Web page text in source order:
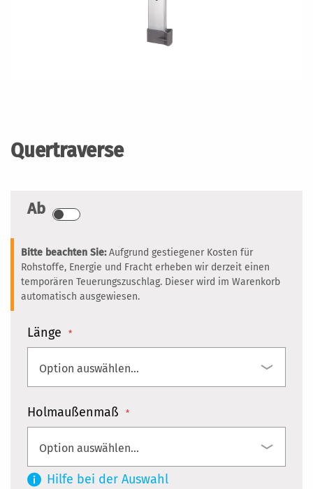
Quertraverse
Ab
Bitte beachten Sie:Aufgrund gestiegener Kosten für
Rohstoffe, Energie und Fracht erheben wir derzeit einen
temporären Teuerungszuschlag. Dieser wird im Warenkorb
automatisch ausgewiesen.
Länge
Holmaußenmaß
Hilfe bei der Auswahl
Bildergalerie